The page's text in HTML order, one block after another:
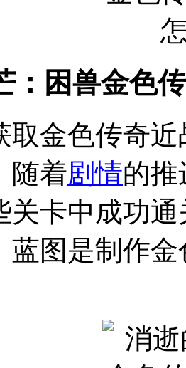
：困兽金色
取金色传奇
随着剧情的
关卡中成功
蓝图是制作